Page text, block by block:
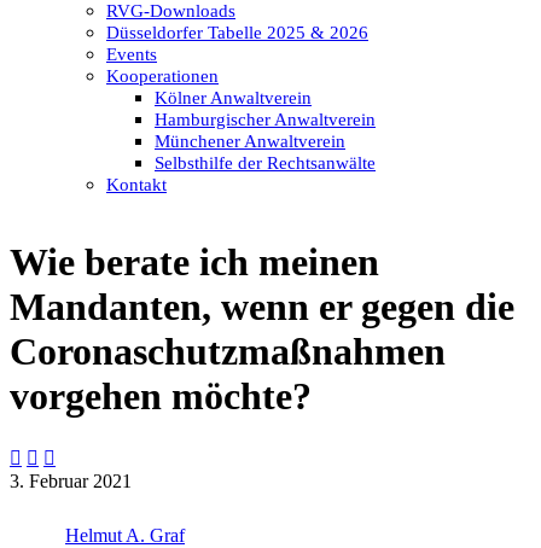
RVG-Downloads
Düsseldorfer Tabelle 2025 & 2026
Events
Kooperationen
Kölner Anwaltverein
Hamburgischer Anwaltverein
Münchener Anwaltverein
Selbsthilfe der Rechtsanwälte
Kontakt
Wie berate ich meinen
Mandanten, wenn er gegen die
Coronaschutzmaßnahmen
vorgehen möchte?
  
3. Februar 2021
Helmut A. Graf